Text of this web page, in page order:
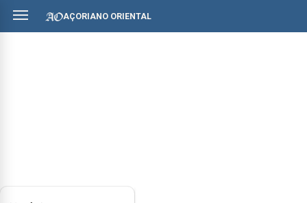
AÇORIANO ORIENTAL